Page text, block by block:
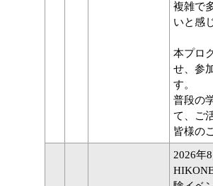
複雑で
いと感
本プロ
せ、参
す。
普段の
て、ご
皆様の
2026年